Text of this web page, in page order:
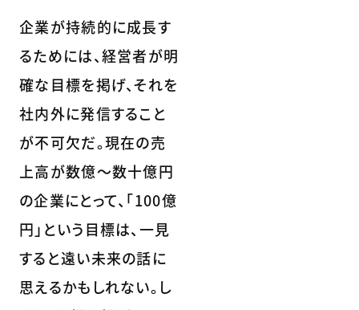
企業が持続的に成長す
るためには、経営者が明
確な目標を掲げ、それを
社内外に発信すること
が不可欠だ。現在の売
上高が数億～数十億円
の企業にとって、「100億
円」という目標は、一見
すると遠い未来の話に
思えるかもしれない。し